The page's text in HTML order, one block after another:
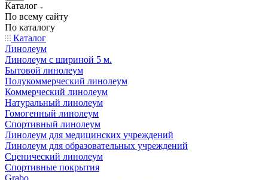
Каталог
По всему сайту
По каталогу
Каталог
Линолеум
Линолеум с шириной 5 м.
Бытовой линолеум
Полукоммерческий линолеум
Коммерческий линолеум
Натуральный линолеум
Гомогенный линолеум
Спортивный линолеум
Линолеум для медицинских учреждений
Линолеум для образовательных учреждений
Сценический линолеум
Спортивные покрытия
Grabo